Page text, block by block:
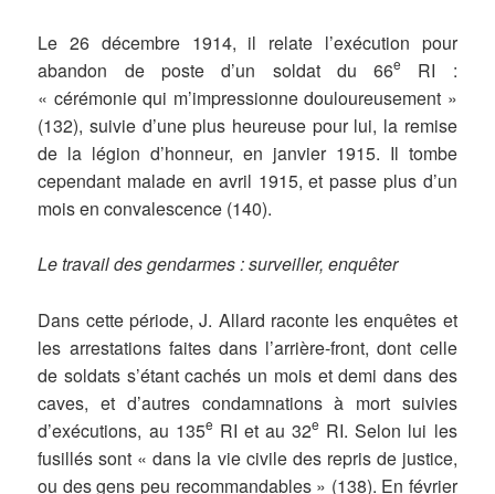
Le 26 décembre 1914, il relate l’exécution pour
abandon de poste d’un soldat du 66e
RI :
« cérémonie qui m’impressionne douloureusement »
(132), suivie d’une plus heureuse pour lui, la remise
de la légion d’honneur, en janvier 1915. Il tombe
cependant malade en avril 1915, et passe plus d’un
mois en convalescence (140).
Le travail des gendarmes : surveiller, enquêter
Dans cette période, J. Allard raconte les enquêtes et
les arrestations faites dans l’arrière-front, dont celle
de soldats s’étant cachés un mois et demi dans des
caves, et d’autres condamnations à mort suivies
d’exécutions, au 135e RI et au 32e RI. Selon lui les
fusillés sont « dans la vie civile des repris de justice,
ou des gens peu recommandables » (138). En février